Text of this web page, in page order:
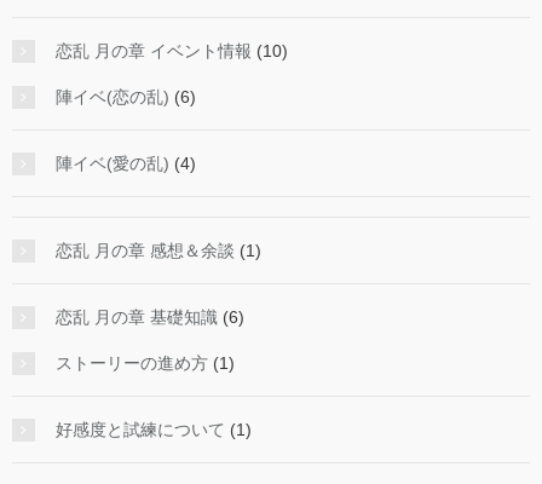
恋乱 月の章 イベント情報 (10)
陣イベ(恋の乱) (6)
陣イベ(愛の乱) (4)
恋乱 月の章 感想＆余談 (1)
恋乱 月の章 基礎知識 (6)
ストーリーの進め方 (1)
好感度と試練について (1)